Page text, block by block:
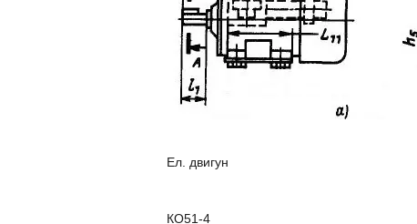
Ел. двигун
КО51-4